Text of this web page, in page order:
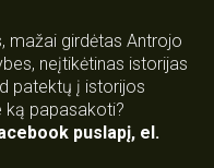
mažai girdėtas Antrojo
neįtikėtinas istorijas
patektų į istorijos
ką papasakoti?
puslapį, el.